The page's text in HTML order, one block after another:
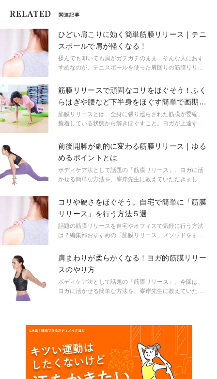
RELATED 関連記事
ひどい肩こりに効く簡単筋膜リリース｜テニ
スボールで肩が軽くなる！
揉んでも叩いても肩がガチガチのまま…そんな人におす
すめなのが、テニスボールを使った肩回りの筋膜リリー
ん、ヨガの前後に行うのもおすすめ！
筋膜リリースで頑固なコリをほぐそう！ふく
らはぎや腰など下半身をほぐす簡単で画期的
な方法
筋膜リリースとは、全身に張り巡らされた筋膜が委縮、
癒着している状態から解きほぐすこと。ヨガが上達する
ジャーナルアメリカ版から届いた「筋膜リリース」メソ
ッドをまとめてご紹介！
前後開脚が劇的に変わる筋膜リリース｜ゆる
めるポイントとは
ボディケア法として話題の「筋膜リリース」。ヨガに活
かせる簡単な方法を、峯岸先生に教えていただきまし
わります！今回は、苦手とする人が多い「前後開脚」が
劇的に変わる筋膜リリース。
コリや硬さをほぐそう。自宅で簡単に「筋膜
リリース」を行う方法５選
話題の筋膜リリースを自宅やオフィスで気軽に行う方法
は？編集部おすすめの「筋膜リリース」メソッドをまと
肩まわりが柔らかくなる！ヨガ的筋膜リリー
スのやり方
ボディケア法として話題の「筋膜リリース」。今回は、
ヨガに活かせる簡単な方法を、峯岸先生に教えていただ